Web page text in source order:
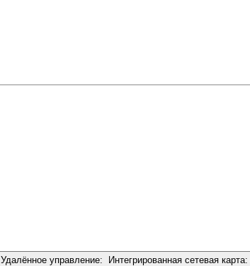
Удалённое управление: Интегрированная сетевая карта: